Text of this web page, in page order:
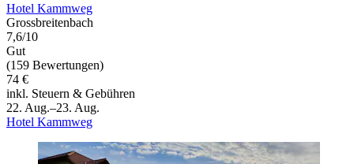
Hotel Kammweg
Grossbreitenbach
7,6/10
Gut
(159 Bewertungen)
74 €
inkl. Steuern & Gebühren
22. Aug.–23. Aug.
Hotel Kammweg